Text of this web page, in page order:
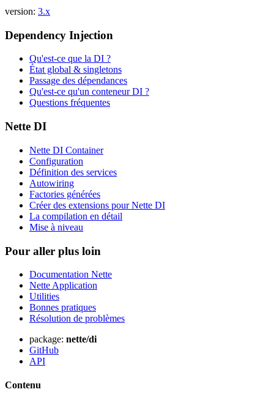
version: 3.x
Dependency Injection
Qu'est-ce que la DI ?
État global & singletons
Passage des dépendances
Qu'est-ce qu'un conteneur DI ?
Questions fréquentes
Nette DI
Nette DI Container
Configuration
Définition des services
Autowiring
Factories générées
Créer des extensions pour Nette DI
La compilation en détail
Mise à niveau
Pour aller plus loin
Documentation Nette
Nette Application
Utilities
Bonnes pratiques
Résolution de problèmes
package: nette/di
GitHub
API
Contenu